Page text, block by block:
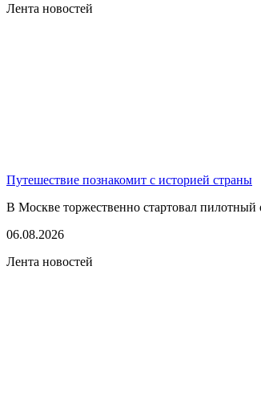
Лента новостей
Путешествие познакомит с историей страны
В Москве торжественно стартовал
06.08.2026
Лента новостей